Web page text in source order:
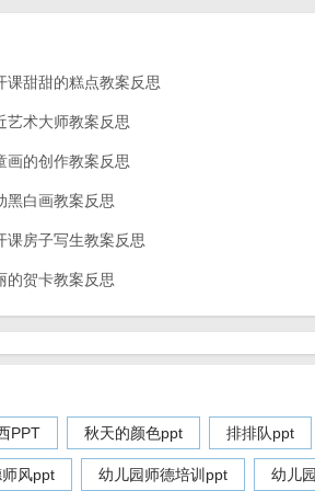
课甜甜的糕点教案反思
艺术大师教案反思
画的创作教案反思
黑白画教案反思
课房子写生教案反思
的贺卡教案反思
PPT 秋天的颜色ppt 排排队ppt
风ppt 幼儿园师德培训ppt 幼儿